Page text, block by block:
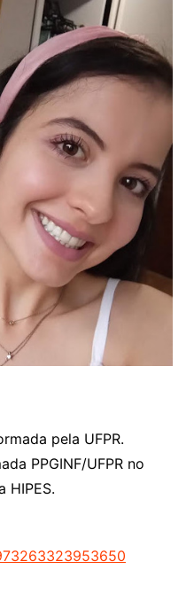
pela UFPR.
PPGINF/UFPR no
HIPES.